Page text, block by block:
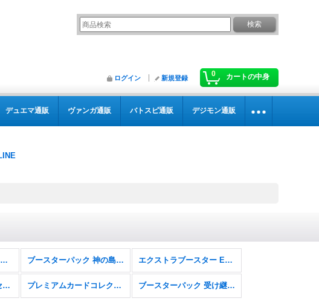
0 カートの中身
ログイン 新規登録
デュエマ通販 ヴァンガ通販 バトスピ通販 デジモン通販
スタートデッキEX ルフィ&エース【ST-30】 ブースターパック 神の島の冒険【OP-15】 エクストラブースター EGGHEAD CRISIS【EB-04】
プロモーションカードセット2025【P】 プレミアムカードコレクション - ベストセレクションvol.5 -【P】 ブースターパック 受け継がれる意志【OP-13】